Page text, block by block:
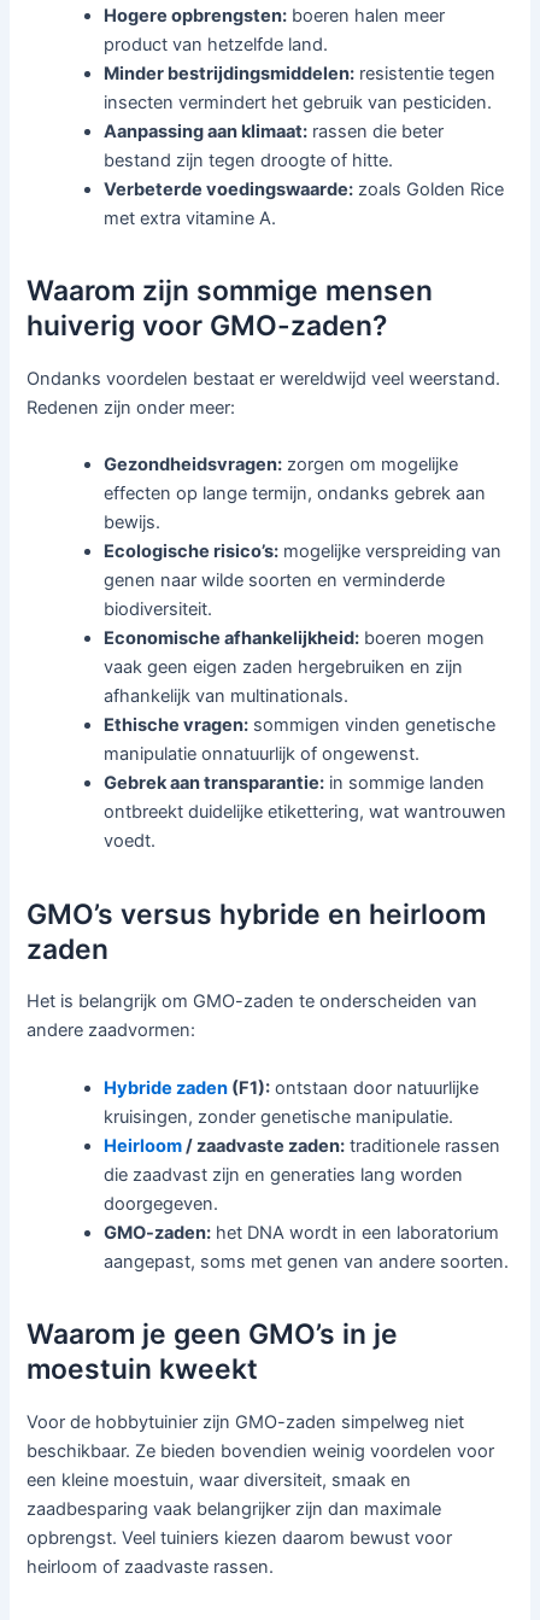
Hogere opbrengsten: boeren halen meer
product van hetzelfde land.
Minder bestrijdingsmiddelen: resistentie tegen
insecten vermindert het gebruik van pesticiden.
Aanpassing aan klimaat: rassen die beter
bestand zijn tegen droogte of hitte.
Verbeterde voedingswaarde: zoals Golden Rice
met extra vitamine A.
Waarom zijn sommige mensen
huiverig voor GMO-zaden?
Ondanks voordelen bestaat er wereldwijd veel weerstand.
Redenen zijn onder meer:
Gezondheidsvragen: zorgen om mogelijke
effecten op lange termijn, ondanks gebrek aan
bewijs.
Ecologische risico’s: mogelijke verspreiding van
genen naar wilde soorten en verminderde
biodiversiteit.
Economische afhankelijkheid: boeren mogen
vaak geen eigen zaden hergebruiken en zijn
afhankelijk van multinationals.
Ethische vragen: sommigen vinden genetische
manipulatie onnatuurlijk of ongewenst.
Gebrek aan transparantie: in sommige landen
ontbreekt duidelijke etikettering, wat wantrouwen
voedt.
GMO’s versus hybride en heirloom
zaden
Het is belangrijk om GMO-zaden te onderscheiden van
andere zaadvormen:
Hybride zaden (F1): ontstaan door natuurlijke
kruisingen, zonder genetische manipulatie.
Heirloom/ zaadvaste zaden: traditionele rassen
die zaadvast zijn en generaties lang worden
doorgegeven.
GMO-zaden: het DNA wordt in een laboratorium
aangepast, soms met genen van andere soorten.
Waarom je geen GMO’s in je
moestuin kweekt
Voor de hobbytuinier zijn GMO-zaden simpelweg niet
beschikbaar. Ze bieden bovendien weinig voordelen voor
een kleine moestuin, waar diversiteit, smaak en
zaadbesparing vaak belangrijker zijn dan maximale
opbrengst. Veel tuiniers kiezen daarom bewust voor
heirloom of zaadvaste rassen.